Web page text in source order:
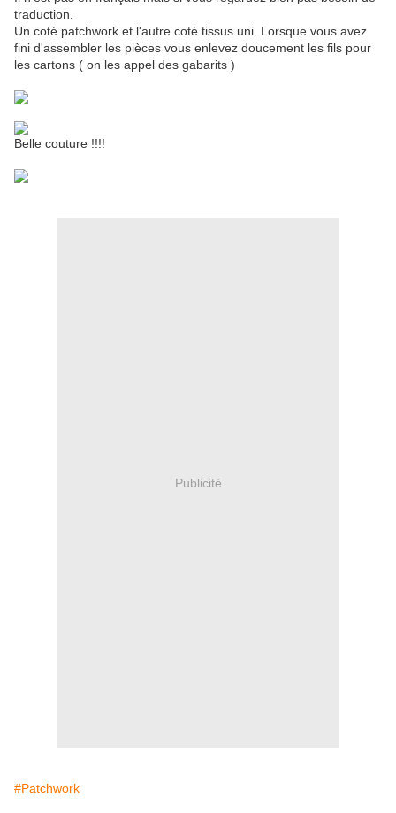
traduction.
Un coté patchwork et l'autre coté tissus uni. Lorsque vous avez
fini d'assembler les pièces vous enlevez doucement les fils pour
les cartons ( on les appel des gabarits )
Belle couture !!!!
Publicité
#Patchwork